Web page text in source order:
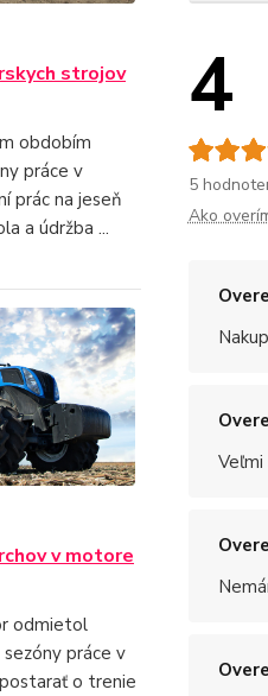
strojov
obdobím
práce v
prác na jeseň
a údržba ...
v motore
odmietol
práce v
o trenie
4
5
Ako
Veľmi